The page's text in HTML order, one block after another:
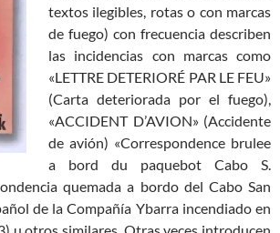
textos ilegibles, rotas o con marcas
de fuego) con frecuencia describen
las incidencias con marcas como
«LETTRE DETERIORÉ PAR LE FEU»
(Carta deteriorada por el fuego),
«ACCIDENT D’AVION» (Accidente
de avión) «Correspondence brulee
a bord du paquebot Cabo S.
quemada a bordo del Cabo San
de la Compañía Ybarra incendiado en